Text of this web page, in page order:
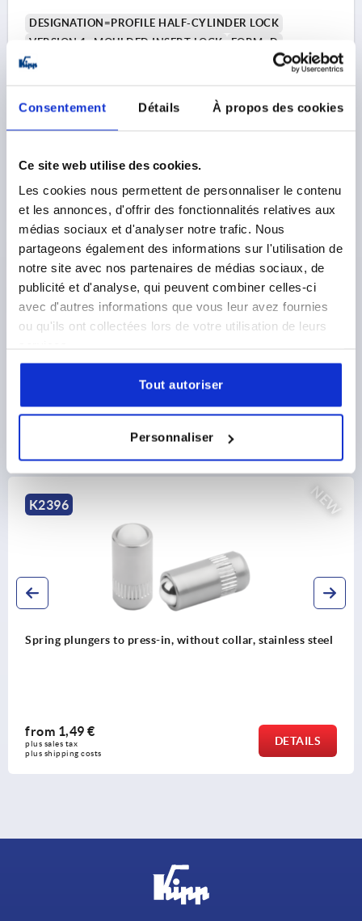
Consentement Détails À propos des cookies
Ce site web utilise des cookies.
Les cookies nous permettent de personnaliser le contenu
et les annonces, d'offrir des fonctionnalités relatives aux
médias sociaux et d'analyser notre trafic. Nous
partageons également des informations sur l'utilisation de
notre site avec nos partenaires de médias sociaux, de
publicité et d'analyse, qui peuvent combiner celles-ci
avec d'autres informations que vous leur avez fournies
ou qu'ils ont collectées lors de votre utilisation de leurs
Tout autoriser
Personnaliser
DESIGNATION=PROFILE HALF-CYLINDER LOCK
VERSION 1=MOULDED INSERT LOCK
FORM=D
MAIN MATERIAL=ZINC
ACTUATION=DOUBLE LUG 5 MM
L1=31
5,93 €
plus shipping costs
PRODUCT DETAILS
CAD
Discover our product range
NEW
plungers to press-in, without collar, stainless steel
1,49 €
tax
costs